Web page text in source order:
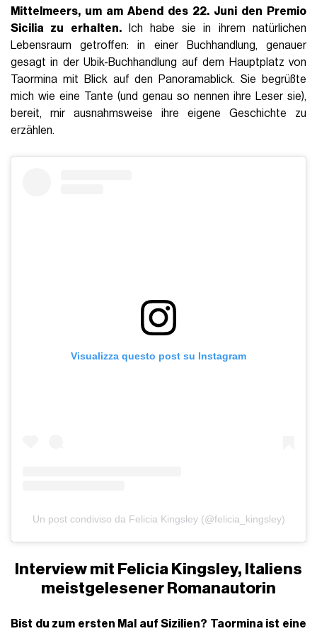
Mittelmeers, um am Abend des 22. Juni den Premio
Sicilia zu erhalten.Ich habe sie in ihrem natürlichen
Lebensraum getroffen: in einer Buchhandlung, genauer
gesagt in der Ubik-Buchhandlung auf dem Hauptplatz von
Taormina mit Blick auf den Panoramablick. Sie begrüßte
mich wie eine Tante (und genau so nennen ihre Leser sie),
bereit, mir ausnahmsweise ihre eigene Geschichte zu
erzählen.
Visualizza questo post su Instagram
Un post condiviso da Felicia Kingsley (@felicia_kingsley)
Interview mit Felicia Kingsley, Italiens
meistgelesener Romanautorin
Bist du zum ersten Mal auf Sizilien? Taormina ist eine